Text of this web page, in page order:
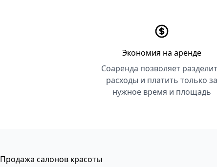
Экономия на аренде
Соаренда позволяет
расходы и платить только за
нужное время и площадь
Продажа салонов красоты